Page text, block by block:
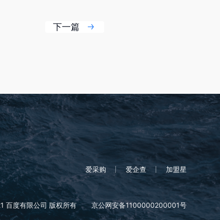
下一篇
爱采购 爱企查 加盟星
百度有限公司 版权所有 京公网安备1100000200001号